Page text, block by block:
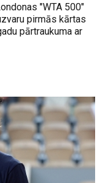
"WTA 500"
pirmās kārtas
pārtraukuma ar